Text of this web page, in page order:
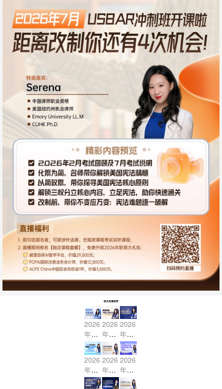
相关直播推荐
2026
年7
月US
BAR
考前
冲刺
- 联
2026
年7
月US
BAR
冲刺
班火
热进
2026
年7
月US
BAR
冲刺
班火
热进
2026
年7
月US
2026
年2
月US
2026
年2
月US